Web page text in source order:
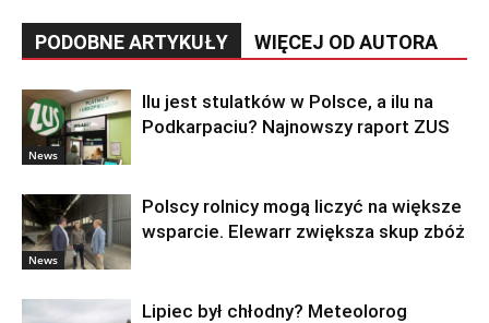
PODOBNE ARTYKUŁY WIĘCEJ OD AUTORA
News
Ilu jest stulatków w Polsce, a ilu na
Podkarpaciu? Najnowszy raport ZUS
News
Polscy rolnicy mogą liczyć na większe
wsparcie. Elewarr zwiększa skup zbóż
Lipiec był chłodny? Meteolorog